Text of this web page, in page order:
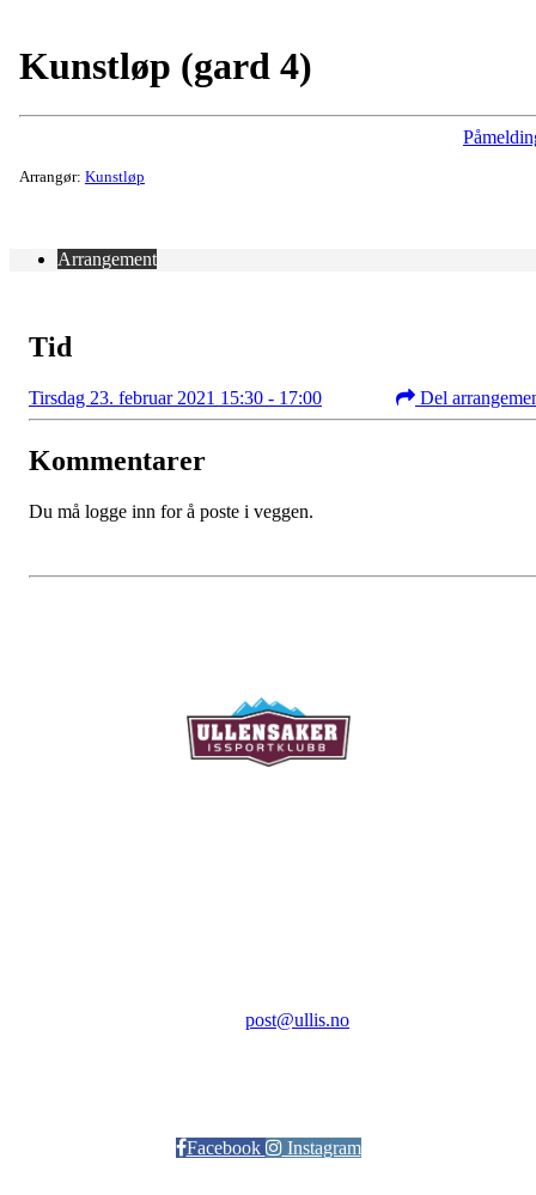
Kunstløp (gard 4)
Arrangør: Kunstløp
Arrangement
Tid
Tirsdag 23. februar 2021 15:30 - 17:00 Del
Kommentarer
Du må logge inn for å poste i veggen.
post@ullis.no
Facebook Instagram